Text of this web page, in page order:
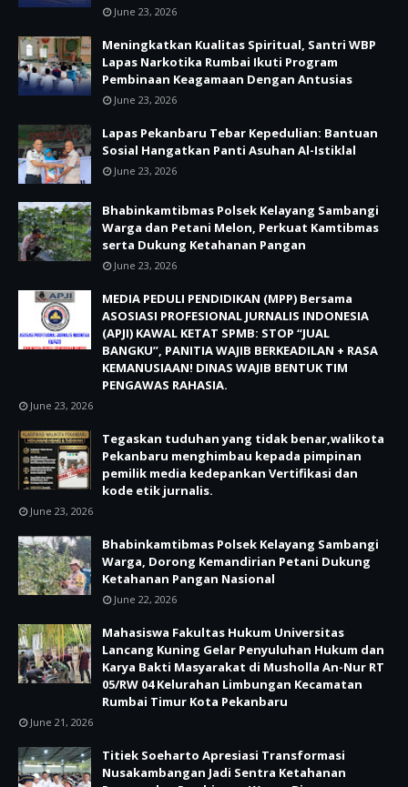
June 23, 2026
Meningkatkan Kualitas Spiritual, Santri WBP
Lapas Narkotika Rumbai Ikuti Program
Pembinaan Keagamaan Dengan Antusias
June 23, 2026
Lapas Pekanbaru Tebar Kepedulian: Bantuan
Sosial Hangatkan Panti Asuhan Al-Istiklal
June 23, 2026
Bhabinkamtibmas Polsek Kelayang Sambangi
Warga dan Petani Melon, Perkuat Kamtibmas
serta Dukung Ketahanan Pangan
June 23, 2026
MEDIA PEDULI PENDIDIKAN (MPP) Bersama
ASOSIASI PROFESIONAL JURNALIS INDONESIA
(APJI) KAWAL KETAT SPMB: STOP “JUAL
BANGKU”, PANITIA WAJIB BERKEADILAN + RASA
KEMANUSIAAN! DINAS WAJIB BENTUK TIM
PENGAWAS RAHASIA.
June 23, 2026
Tegaskan tuduhan yang tidak benar,walikota
Pekanbaru menghimbau kepada pimpinan
pemilik media kedepankan Vertifikasi dan
kode etik jurnalis.
June 23, 2026
Bhabinkamtibmas Polsek Kelayang Sambangi
Warga, Dorong Kemandirian Petani Dukung
Ketahanan Pangan Nasional
June 22, 2026
Mahasiswa Fakultas Hukum Universitas
Lancang Kuning Gelar Penyuluhan Hukum dan
Karya Bakti Masyarakat di Musholla An-Nur RT
05/RW 04 Kelurahan Limbungan Kecamatan
Rumbai Timur Kota Pekanbaru
June 21, 2026
Titiek Soeharto Apresiasi Transformasi
Nusakambangan Jadi Sentra Ketahanan